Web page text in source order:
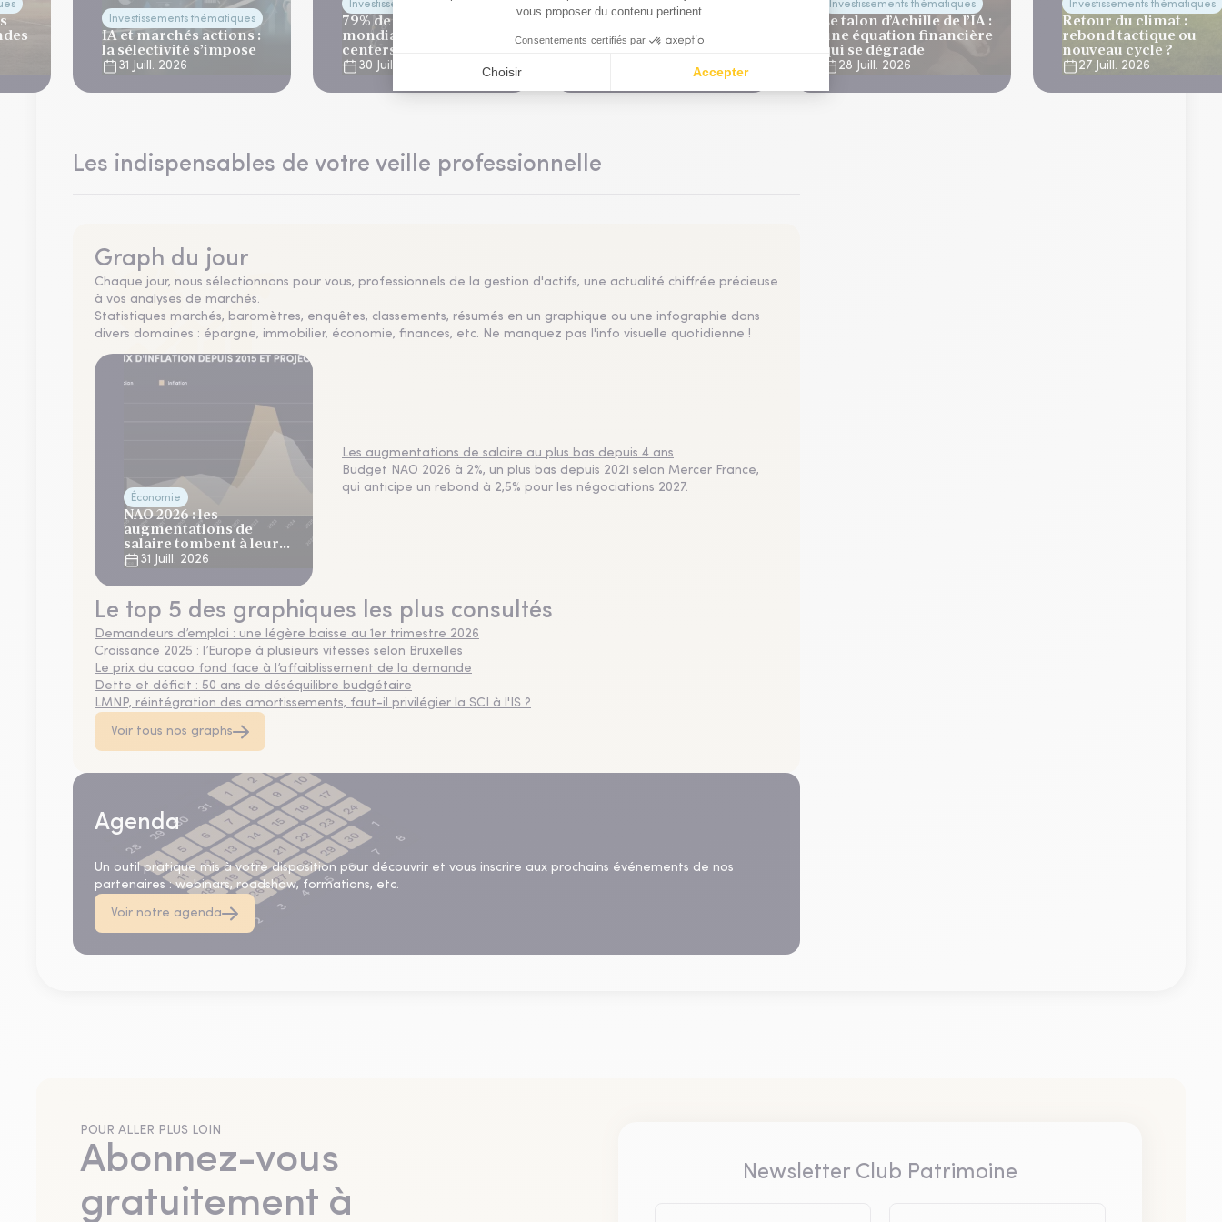
Investissements thématiques
IA et marchés actions :
la sélectivité s’impose
31 Juill. 2026
Investissements thématiques
79% de la capacité
mondiale de data
centers exposée à un
risque climatique aigu
30 Juill. 2026
Investissements thématiques
La climatisation, un
marché à double
détente
Investissements thématiques
Le talon d’Achille de l’IA :
une équation financière
qui se dégrade
28 Juill. 2026
Investissements thématiques
Retour du climat :
rebond tactique ou
nouveau cycle ?
27 Juill. 2026
Les indispensables de votre veille professionnelle
Graph du jour
Chaque jour, nous sélectionnons pour vous, professionnels de la gestion d'actifs, une actualité chiffrée précieuse
à vos analyses de marchés.
Statistiques marchés, baromètres, enquêtes, classements, résumés en un graphique ou une infographie dans
divers domaines : épargne, immobilier, économie, finances, etc. Ne manquez pas l'info visuelle quotidienne !
Économie
NAO 2026 : les
augmentations de
salaire tombent à leur
plus bas niveau depuis 4
ans
31 Juill. 2026
Les augmentations de salaire au plus bas depuis 4 ans
Budget NAO 2026 à 2%, un plus bas depuis 2021 selon Mercer France,
qui anticipe un rebond à 2,5% pour les négociations 2027.
Le top 5 des graphiques les plus consultés
Demandeurs d’emploi : une légère baisse au 1er trimestre 2026
Croissance 2025 : l’Europe à plusieurs vitesses selon Bruxelles
Le prix du cacao fond face à l’affaiblissement de la demande
Dette et déficit : 50 ans de déséquilibre budgétaire
LMNP, réintégration des amortissements, faut-il privilégier la SCI à l'IS ?
Voir tous nos graphs
Agenda
Un outil pratique mis à votre disposition pour découvrir et vous inscrire aux prochains événements de nos
partenaires : webinars, roadshow, formations, etc.
Voir notre agenda
POUR ALLER PLUS LOIN
Abonnez-vous
gratuitement à
Newsletter Club Patrimoine